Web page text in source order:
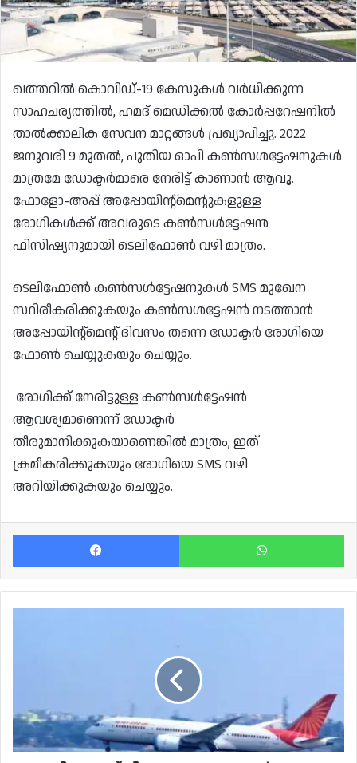
ഖത്തറിൽ കൊവിഡ്-19 കേസുകൾ വർധിക്കുന്ന
സാഹചര്യത്തിൽ, ഹമദ് മെഡിക്കൽ കോർപ്പറേഷനിൽ
താൽക്കാലിക സേവന മാറ്റങ്ങൾ പ്രഖ്യാപിച്ചു. 2022
ജനുവരി 9 മുതൽ, പുതിയ ഓപി കൺസൾട്ടേഷനുകൾ
മാത്രമേ ഡോക്ടർമാരെ നേരിട്ട് കാണാൻ ആവൂ.
ഫോളോ-അപ്പ് അപ്പോയിന്റ്‌മെന്റുകളുള്ള
രോഗികൾക്ക് അവരുടെ കൺസൾട്ടേഷൻ
ഫിസിഷ്യനുമായി ടെലിഫോൺ വഴി മാത്രം.
ടെലിഫോൺ കൺസൾട്ടേഷനുകൾ SMS മുഖേന
സ്ഥിരീകരിക്കുകയും കൺസൾട്ടേഷൻ നടത്താൻ
അപ്പോയിന്റ്മെന്റ് ദിവസം തന്നെ ഡോക്ടർ രോഗിയെ
ഫോൺ ചെയ്യുകയും ചെയ്യും.
രോഗിക്ക് നേരിട്ടുള്ള കൺസൾട്ടേഷൻ
ആവശ്യമാണെന്ന് ഡോക്ടർ
തീരുമാനിക്കുകയാണെങ്കിൽ മാത്രം, ഇത്
ക്രമീകരിക്കുകയും രോഗിയെ SMS വഴി
അറിയിക്കുകയും ചെയ്യും.
Facebook
നിർബന്ധമാക്കി